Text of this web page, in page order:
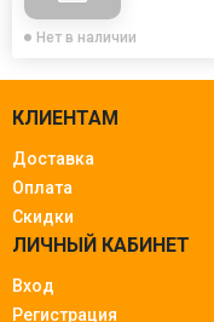
Нет в наличии
КЛИЕНТАМ
Доставка
Оплата
Скидки
ЛИЧНЫЙ КАБИНЕТ
Вход
Регистрация